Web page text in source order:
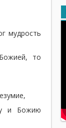
мудрость
то
и Божию